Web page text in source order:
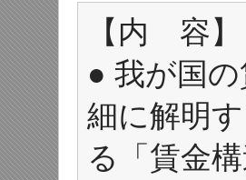
【内 容】
● 我が国
細に解明
る「賃金